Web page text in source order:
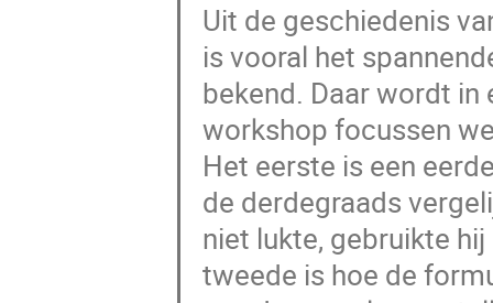
Uit de geschiedenis
is vooral het
bekend. Daar wordt in
workshop focussen
Het eerste is een
de derdegraads
niet lukte, gebruikte
tweede is hoe de